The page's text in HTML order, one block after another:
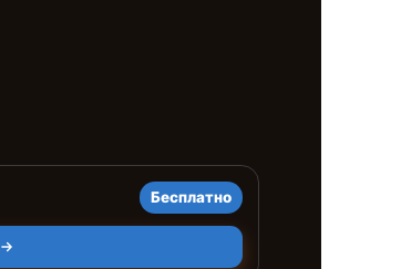
Бесплатно